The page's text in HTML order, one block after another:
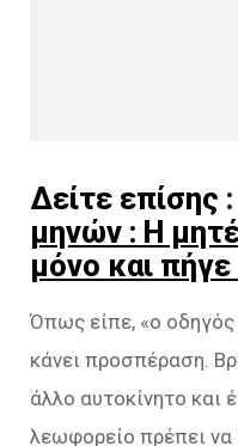
Δείτε επίσης :
μηνών : Η
μόνο και
Όπως είπε, «ο
κάνει προσπέραση.
άλλο αυτοκίνητο και
λεωφορείο πρέπει να